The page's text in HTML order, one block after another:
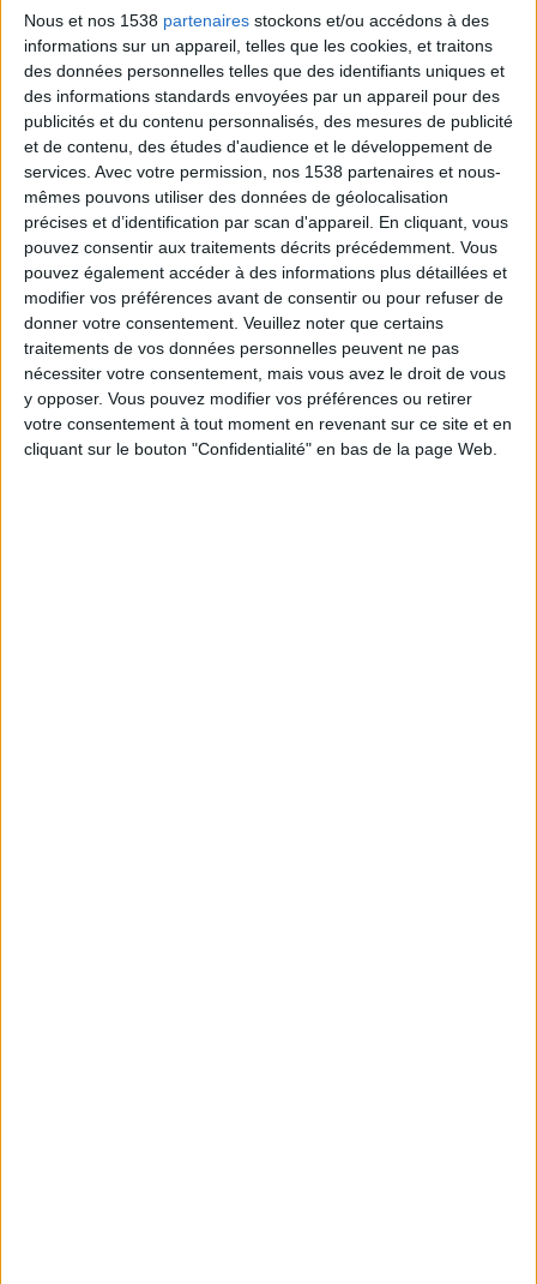
Nous et nos 1538 partenaires stockons et/ou accédons à des
informations sur un appareil, telles que les cookies, et traitons
des données personnelles telles que des identifiants uniques et
des informations standards envoyées par un appareil pour des
publicités et du contenu personnalisés, des mesures de publicité
et de contenu, des études d'audience et le développement de
services. Avec votre permission, nos 1538 partenaires et nous-
mêmes pouvons utiliser des données de géolocalisation
précises et d’identification par scan d'appareil. En cliquant, vous
pouvez consentir aux traitements décrits précédemment. Vous
pouvez également accéder à des informations plus détaillées et
modifier vos préférences avant de consentir ou pour refuser de
donner votre consentement. Veuillez noter que certains
traitements de vos données personnelles peuvent ne pas
nécessiter votre consentement, mais vous avez le droit de vous
y opposer. Vous pouvez modifier vos préférences ou retirer
votre consentement à tout moment en revenant sur ce site et en
cliquant sur le bouton "Confidentialité" en bas de la page Web.
Combien de kilos souhaitez-vous perdre ?
5 kilos
De 5 à 10
kilos
Plus de
10 kilos
Webinaires en direct Voir tout
Chaque semaine, posez vos questions en live
en participant à des vidéo-conférences avec
Jean-Michel et les diététiciennes du
programme.